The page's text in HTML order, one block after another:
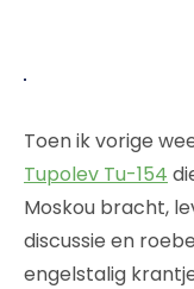
Toen ik vorige
Tupolev Tu-154
Moskou bracht,
discussie en
engelstalig